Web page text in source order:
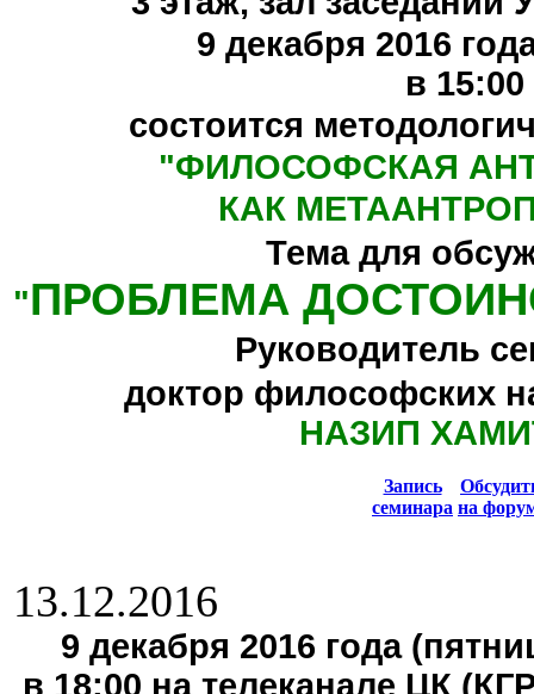
9 декабря 2016
в 15:00
состоится
"ФИЛОСОФСКАЯ
КАК
Тема для
"ПРОБЛЕМА
Руководитель
доктор философских
НАЗИП
Запись
семинара на
13.12.2016
9 декабря 2016 года
в 18:00 на телеканале ЦК